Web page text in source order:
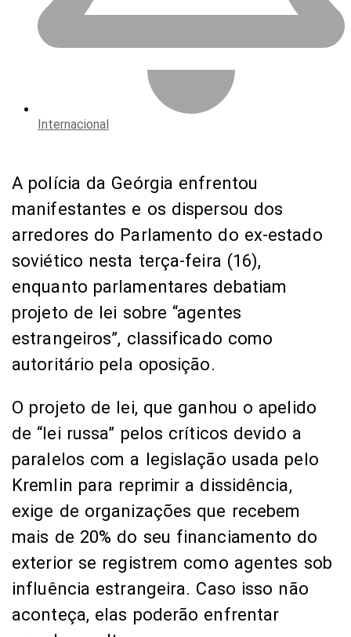
Internacional
A polícia da Geórgia enfrentou
manifestantes e os dispersou dos
arredores do Parlamento do ex-estado
soviético nesta terça-feira (16),
enquanto parlamentares debatiam
projeto de lei sobre “agentes
estrangeiros”, classificado como
autoritário pela oposição.
O projeto de lei, que ganhou o apelido
de “lei russa” pelos críticos devido a
paralelos com a legislação usada pelo
Kremlin para reprimir a dissidência,
exige de organizações que recebem
mais de 20% do seu financiamento do
exterior se registrem como agentes sob
influência estrangeira. Caso isso não
aconteça, elas poderão enfrentar